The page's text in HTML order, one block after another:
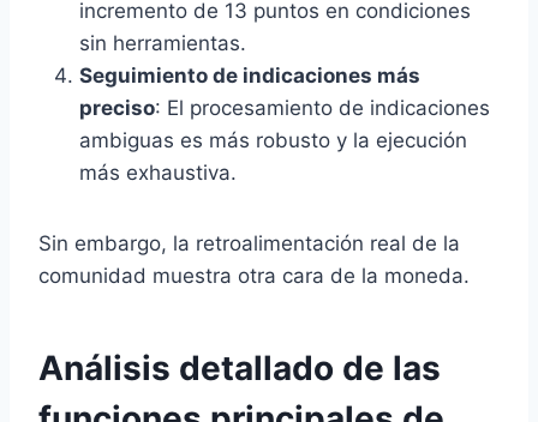
incremento de 13 puntos en condiciones
sin herramientas.
Seguimiento de indicaciones más
preciso: El procesamiento de indicaciones
ambiguas es más robusto y la ejecución
más exhaustiva.
Sin embargo, la retroalimentación real de la
comunidad muestra otra cara de la moneda.
Análisis detallado de las